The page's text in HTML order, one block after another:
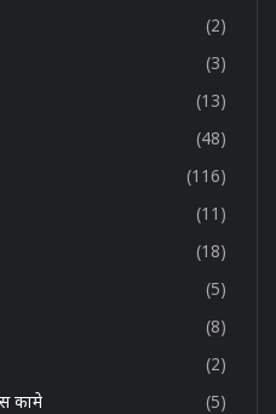
(2)
(3)
(13)
(48)
(116)
(11)
(18)
(5)
(8)
(2)
कामे
(5)